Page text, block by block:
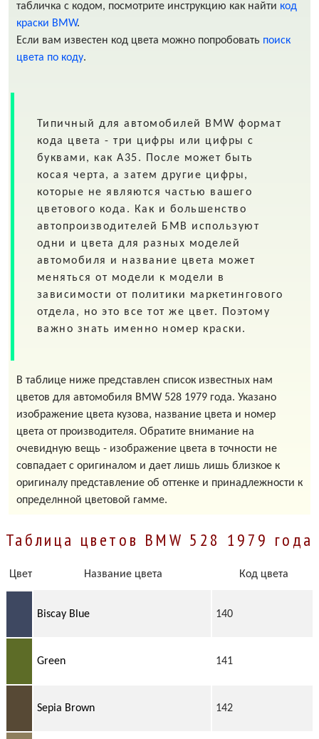
табличка с кодом, посмотрите инструкцию как найти код
краски BMW.
Если вам известен код цвета можно попробовать поиск
цвета по коду.
Типичный для автомобилей BMW формат
кода цвета - три цифры или цифры с
буквами, как A35. После может быть
косая черта, а затем другие цифры,
которые не являются частью вашего
цветового кода. Как и большенство
автопроизводителей БМВ используют
одни и цвета для разных моделей
автомобиля и название цвета может
меняться от модели к модели в
зависимости от политики маркетингового
отдела, но это все тот же цвет. Поэтому
важно знать именно номер краски.
В таблице ниже представлен список известных нам
цветов для автомобиля BMW 528 1979 года. Указано
изображение цвета кузова, название цвета и номер
цвета от производителя. Обратите внимание на
очевидную вещь - изображение цвета в точности не
совпадает с оригиналом и дает лишь лишь близкое к
оригиналу представление об оттенке и принадлежности к
определнной цветовой гамме.
Таблица цветов BMW 528 1979 года
Цвет Название цвета Код цвета
Biscay Blue 140
Green 141
Sepia Brown 142